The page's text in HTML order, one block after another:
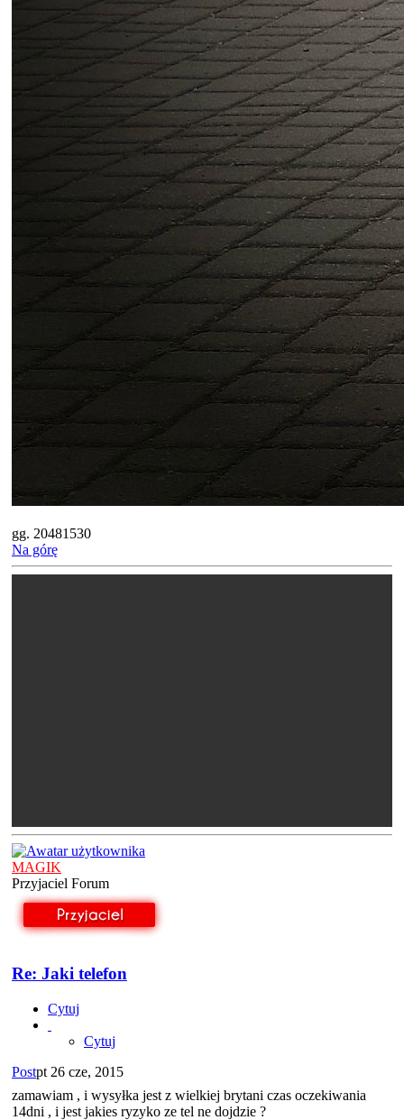
gg. 20481530
Na górę
MAGIK
Przyjaciel Forum
Re: Jaki telefon
Cytuj
Cytuj
Postpt 26 cze, 2015
zamawiam , i wysyłka jest z wielkiej brytani czas oczekiwania
14dni , i jest jakies ryzyko ze tel ne dojdzie ?